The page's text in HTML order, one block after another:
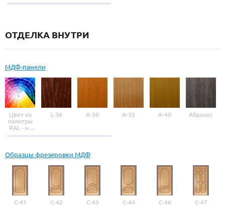
ОТДЕЛКА ВНУТРИ
МДФ-панели
Цвет из
палитры
RAL - на
выбор
L-36 A-30 A-35 A-40 Абрикос
Образцы фрезеровки МДФ
С-41 С-42 С-43 С-44 С-46 С-47